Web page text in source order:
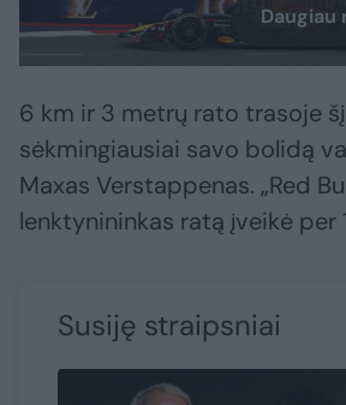
Daugiau
6 km ir 3 metrų rato trasoje
sėkmingiausiai savo bolidą
Maxas Verstappenas. „Red
lenktynininkas ratą įveikė per 1
Susiję straipsniai